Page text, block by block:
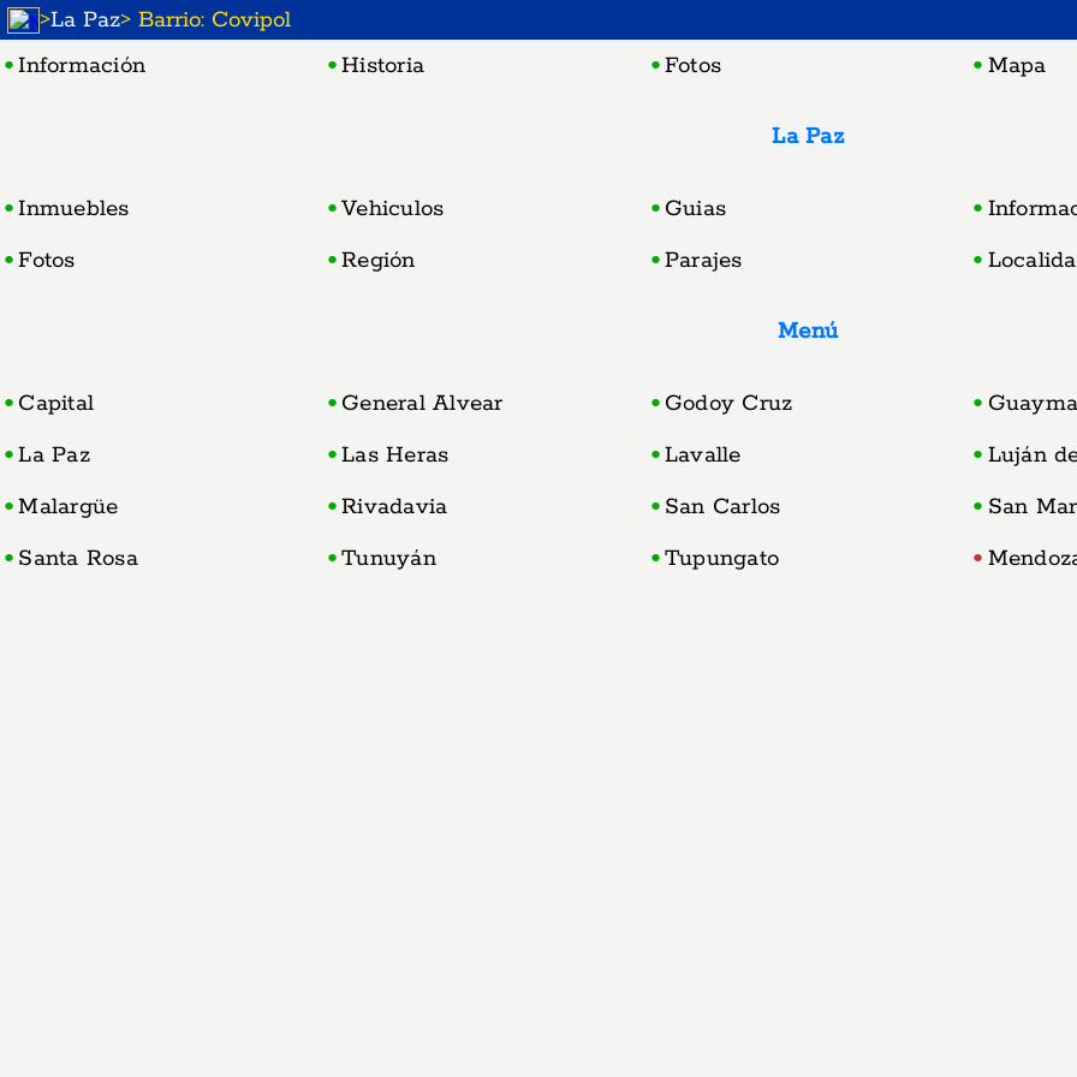
>La Paz> Barrio: Covipol
Información
Historia Fotos Mapa
La Paz
Inmuebles Vehiculos Guias
Fotos
Región Parajes
Menú
Capital General Alvear Godoy Cruz
La Paz
Las Heras Lavalle
Luján
Malargüe
Rivadavia San Carlos
San
Santa Rosa
Tunuyán Tupungato